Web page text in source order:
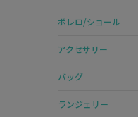
ボレロ/ショール
アクセサリー
バッグ
ランジェリー